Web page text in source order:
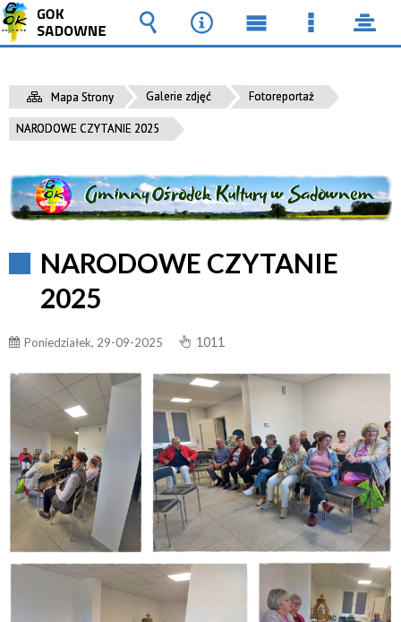
Mapa Strony Galerie zdjęć Fotoreportaż
NARODOWE CZYTANIE 2025
NARODOWE CZYTANIE
2025
Poniedziałek, 29-09-2025 1011
Wyszukiwarka
Narzędzia
MenuMenu